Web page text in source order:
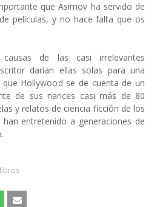
que Asimov ha servido de
películas, y no hace falta que os
de las casi irrelevantes
darían ellas solas para una
Hollywood se de cuenta de un
de sus narices casi más de 80
y relatos de ciencia ficción de los
entretenido a generaciones de
libros